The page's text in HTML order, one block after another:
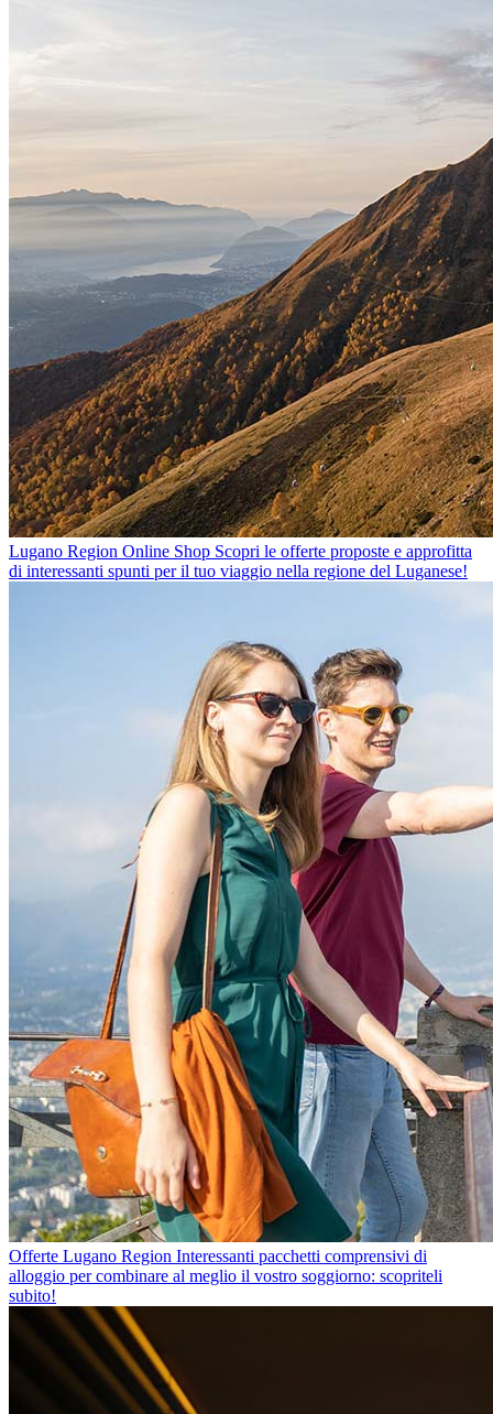
Lugano Region Online Shop Scopri le offerte proposte e approfitta
di interessanti spunti per il tuo viaggio nella regione del Luganese!
Offerte Lugano Region Interessanti pacchetti comprensivi di
alloggio per combinare al meglio il vostro soggiorno: scopriteli
subito!